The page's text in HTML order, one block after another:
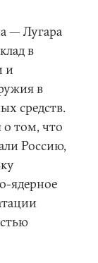
— Лугара
в
и
в
средств.
о том, что
Россию,
ядерное